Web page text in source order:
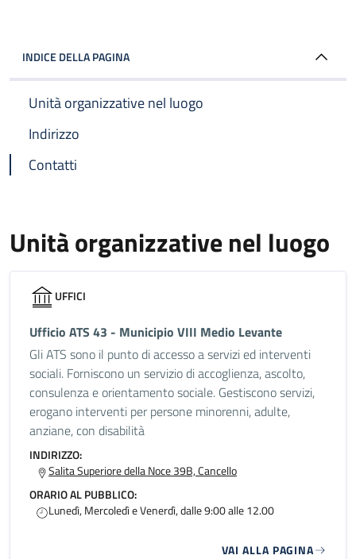
INDICE DELLA PAGINA
Unità organizzative nel luogo
Indirizzo
Contatti
Unità organizzative nel luogo
UFFICI
Ufficio ATS 43 - Municipio VIII Medio Levante
Gli ATS sono il punto di accesso a servizi ed interventi
sociali. Forniscono un servizio di accoglienza, ascolto,
consulenza e orientamento sociale. Gestiscono servizi,
erogano interventi per persone minorenni, adulte,
anziane, con disabilità
INDIRIZZO:
Salita Superiore della Noce 39B, Cancello
ORARIO AL PUBBLICO:
Lunedì, Mercoledì e Venerdì, dalle 9:00 alle 12.00
VAI ALLA PAGINA